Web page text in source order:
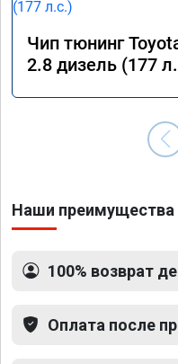
Чип тюнинг
2.8 дизель (177
Наши преимущества
100% возврат
Оплата после